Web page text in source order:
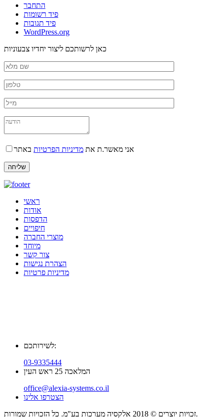
התחבר
פיד רשומות
פיד תגובות
WordPress.org
כאן לרשותכם ליצור יחדיו צבעוניות
אני מאשר.ת את מדיניות הפרטיות באתר
ראשי
אודות
הדפסות
חיפויים
מוצרי החברה
מיוחד
צור קשר
הצהרת נגישות
מדיניות פרטיות
לשירותכם:
03-9335444
המלאכה 25 ראש העין
office@alexia-systems.co.il
הצטרפו אלינו
זכויות יוצרים © 2018 אלקסיה מערכות בע"מ. כל הזכויות שמורות.